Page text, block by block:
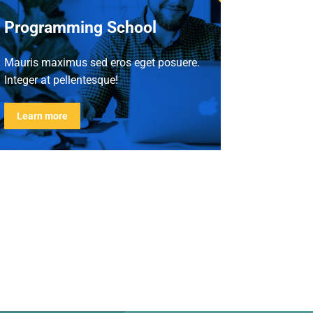
Programming School
Mauris maximus sed eros eget posuere.
Integer at pellentesque!
Learn more